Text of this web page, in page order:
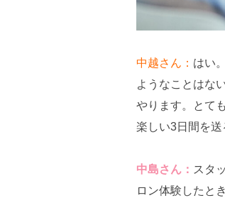
中越さん： はい
ようなことはな
やります。とて
楽しい3日間を送
中島さん： スタ
ロン体験したと